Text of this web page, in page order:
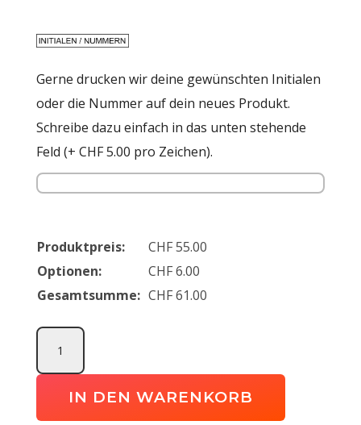
Gerne drucken wir deine gewünschten Initialen
oder die Nummer auf dein neues Produkt.
Schreibe dazu einfach in das unten stehende
Feld (+ CHF 5.00 pro Zeichen).
Produktpreis: CHF55.00
Optionen:
CHF6.00
Gesamtsumme: CHF61.00
Academy
IN DEN WARENKORB